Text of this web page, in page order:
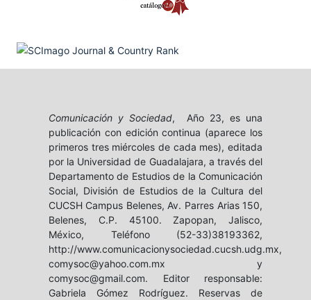
Comunicación y Sociedad, Año 23, es una
publicación con edición continua (aparece los
primeros tres miércoles de cada mes), editada
por la Universidad de Guadalajara, a través del
Departamento de Estudios de la Comunicación
Social, División de Estudios de la Cultura del
CUCSH Campus Belenes, Av. Parres Arias 150,
Belenes, C.P. 45100. Zapopan, Jalisco,
México, Teléfono (52-33)38193362,
http://www.comunicacionysociedad.cucsh.udg.mx,
comysoc@yahoo.com.mx y
comysoc@gmail.com. Editor responsable:
Gabriela Gómez Rodríguez. Reservas de